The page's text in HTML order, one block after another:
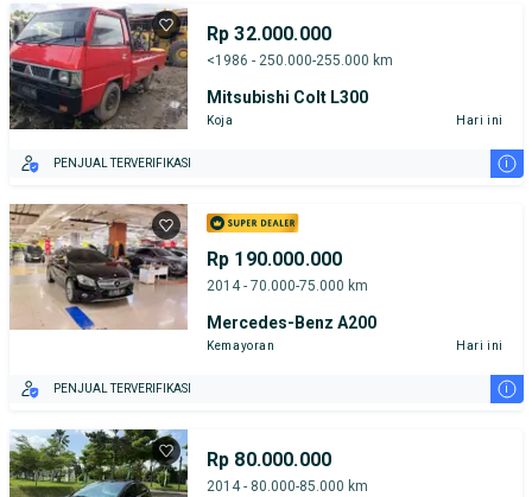
Rp 32.000.000
<1986 - 250.000-255.000 km
Mitsubishi Colt L300
Koja Hari ini
PENJUAL TERVERIFIKASI i
Rp 190.000.000
2014 - 70.000-75.000 km
Mercedes-Benz A200
Kemayoran Hari ini
PENJUAL TERVERIFIKASI i
Rp 80.000.000
2014 - 80.000-85.000 km